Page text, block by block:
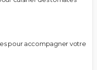
pour accompagner votre